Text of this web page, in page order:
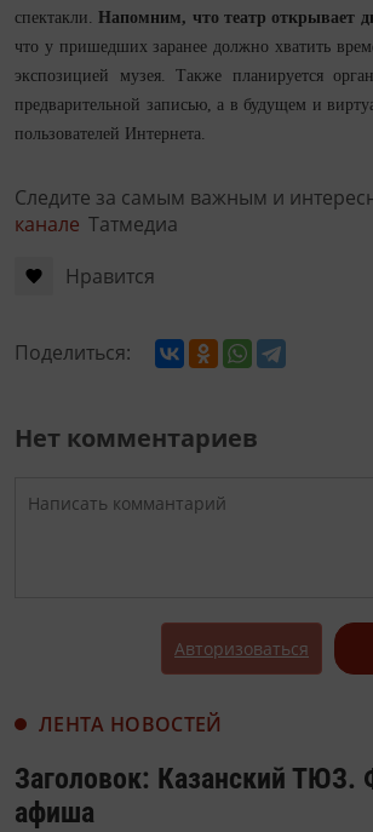
спектакли.Напомним, что театр открывает
что у пришедших заранее должно хватить
экспозицией музея. Также планируется
предварительной записью, а в будущем и
пользователей Интернета.
Следите за самым важным и
канале Татмедиа
Нравится
Поделиться:
Нет комментариев
Авторизоваться
ЛЕНТА НОВОСТЕЙ
Заголовок: Казанский ТЮЗ.
афиша